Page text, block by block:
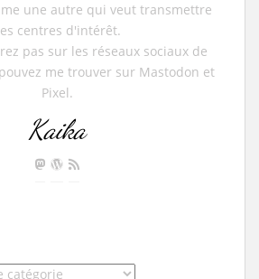
une autre qui veut transmettre
centres d'intérêt.
pas sur les réseaux sociaux de
me trouver sur Mastodon et
Pixel.
Kaika